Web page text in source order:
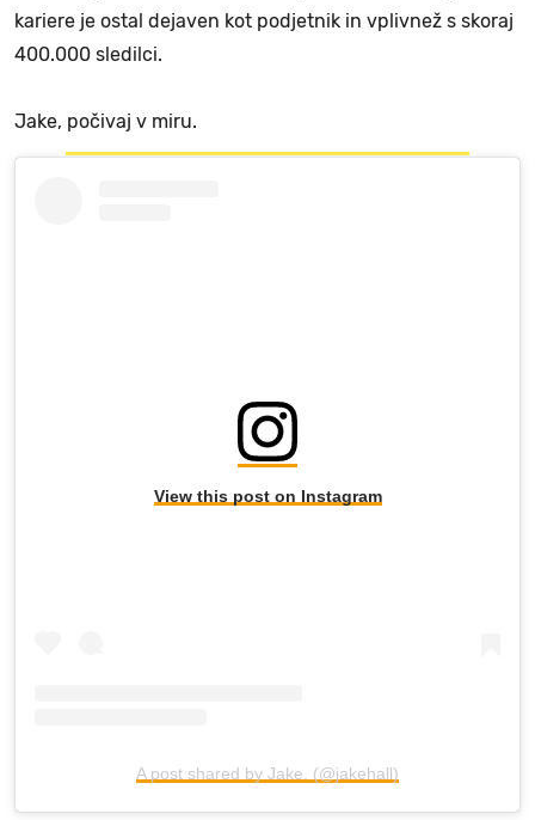
kariere je ostal dejaven kot podjetnik in vplivnež s skoraj
400.000 sledilci.
Jake, počivaj v miru.
View this post on Instagram
A post shared by Jake. (@jakehall)